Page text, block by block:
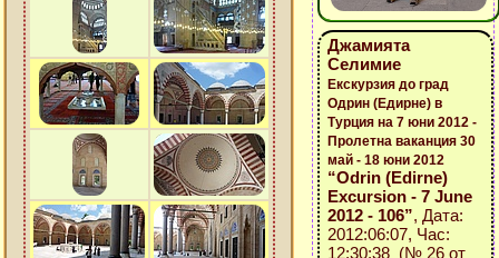
Джамията
Селимие
Екскурзия до град
Одрин (Едирне) в
Турция на 7 юни 2012 -
Пролетна ваканция 30
май - 18 юни 2012
“Odrin (Edirne)
Excursion - 7 June
2012 - 106”, Дата:
2012:06:07, Час:
12:30:38 (№ 26 от